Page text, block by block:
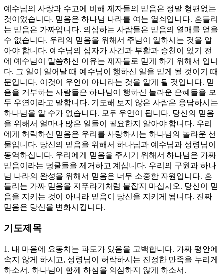
예수님의 사랑과 수고에 비해 제자들의 믿음은 정말 형편없는
것이었습니다. 믿음은 하나님 나라를 여는 열쇠입니다. 흔들리
는 믿음은 가짜입니다. 의심하는 사람들은 믿음의 열매를 얻을
수 없습니다. 우리의 믿음을 위해서 주님이 일하시는 것을 알
아야 합니다. 예수님의 십자가 사건과 부활과 승천이 있기 전
에 예수님이 말씀하신 이유는 제자들로 믿게 하기 위해서 입니
다. 그 일이 일어날 때 예수님이 행하신 일을 믿게 될 것이기 때
문입니다. 이것이 우연이 아니라는 것을 알게 될 것입니다. 믿
음을 거부하는 사람들은 하나님이 행하신 놀라운 은혜들을 모
두 우연이라고 말합니다. 기도해 보지 않은 사람은 응답하시는
하나님을 알 수가 없습니다. 모두 우연이 됩니다. 당신의 믿음
을 위해서 얼마나 많은 일들이 필요한지 알아야 합니다. 우리
에게 허락하신 믿음은 우리를 사랑하시는 하나님의 놀라운 선
물입니다. 당신의 믿음을 위해서 하나님과 예수님과 성령님이
동역하십니다. 우리에게 믿음을 주시기 위해서 하나님은 가짜
믿음이라는 덩쿨들을 제거하고 계십니다. 우리의 구원과 하나
님 나라의 완성을 위해서 믿음은 너무 소중한 자원입니다. 흔
들리는 가짜 믿음을 지푸라기처럼 붙잡지 마십시오. 당신이 믿
음을 지키는 것이 아니라 믿음이 당신을 지키게 됩니다. 진짜
믿음은 당신을 변화시킵니다.
기도제목
1. 내 마음에 요동치는 파도가 있음을 고백합니다. 가짜 평안에
속지 않게 하시고, 성령님이 허락하시는 진정한 만족을 누리게
하소서. 하나님이 함께 하심을 의심하지 않게 하소서.